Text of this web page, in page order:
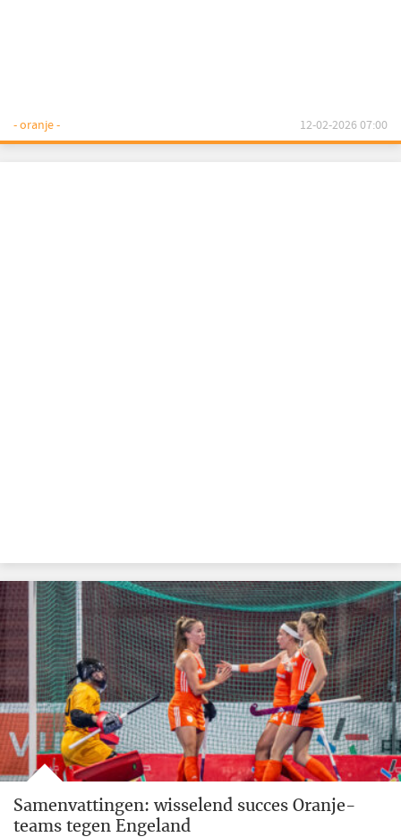
- oranje - 12-02-2026 07:00
Samenvattingen: wisselend succes Oranje-
teams tegen Engeland